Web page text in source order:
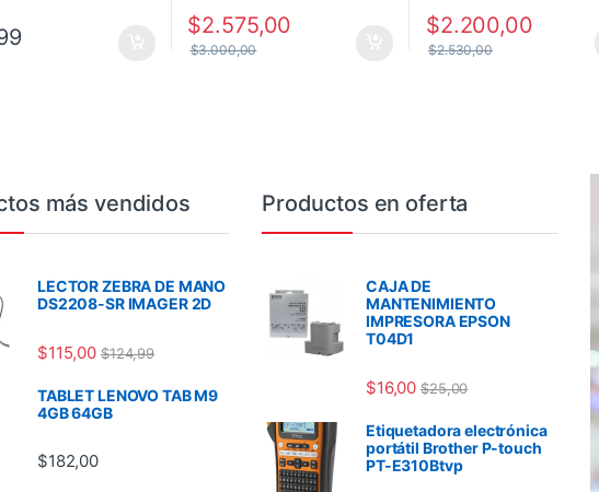
$2.575,00
$3.000,00
$2.200,00
$2.530,00
más vendidos
LECTOR ZEBRA DE MANO
DS2208-SR IMAGER 2D
$115,00 $124,99
TABLET LENOVO TAB M9
4GB 64GB
$182,00
Productos en oferta
CAJA DE
MANTENIMIENTO
IMPRESORA EPSON
T04D1
$16,00 $25,00
Etiquetadora electrónica
portátil Brother P-touch
PT-E310Btvp